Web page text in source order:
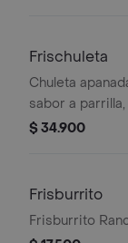
Frischuleta
Chuleta
sabor a
personal (145
$ 34.900
Frisburrito
Frisburrito